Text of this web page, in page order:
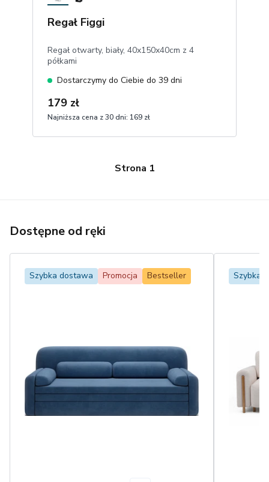
Regał Figgi
Regał otwarty, biały, 40x150x40cm z 4
półkami
Dostarczymy do Ciebie do 39 dni
179 zł
Najniższa cena z 30 dni: 169 zł
1
Strona 1
Dostępne od ręki
Szybka dostawa Promocja Bestseller Szybka